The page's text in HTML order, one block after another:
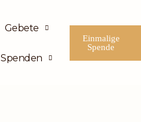
Gebete
Spenden
Einmalige
Spende